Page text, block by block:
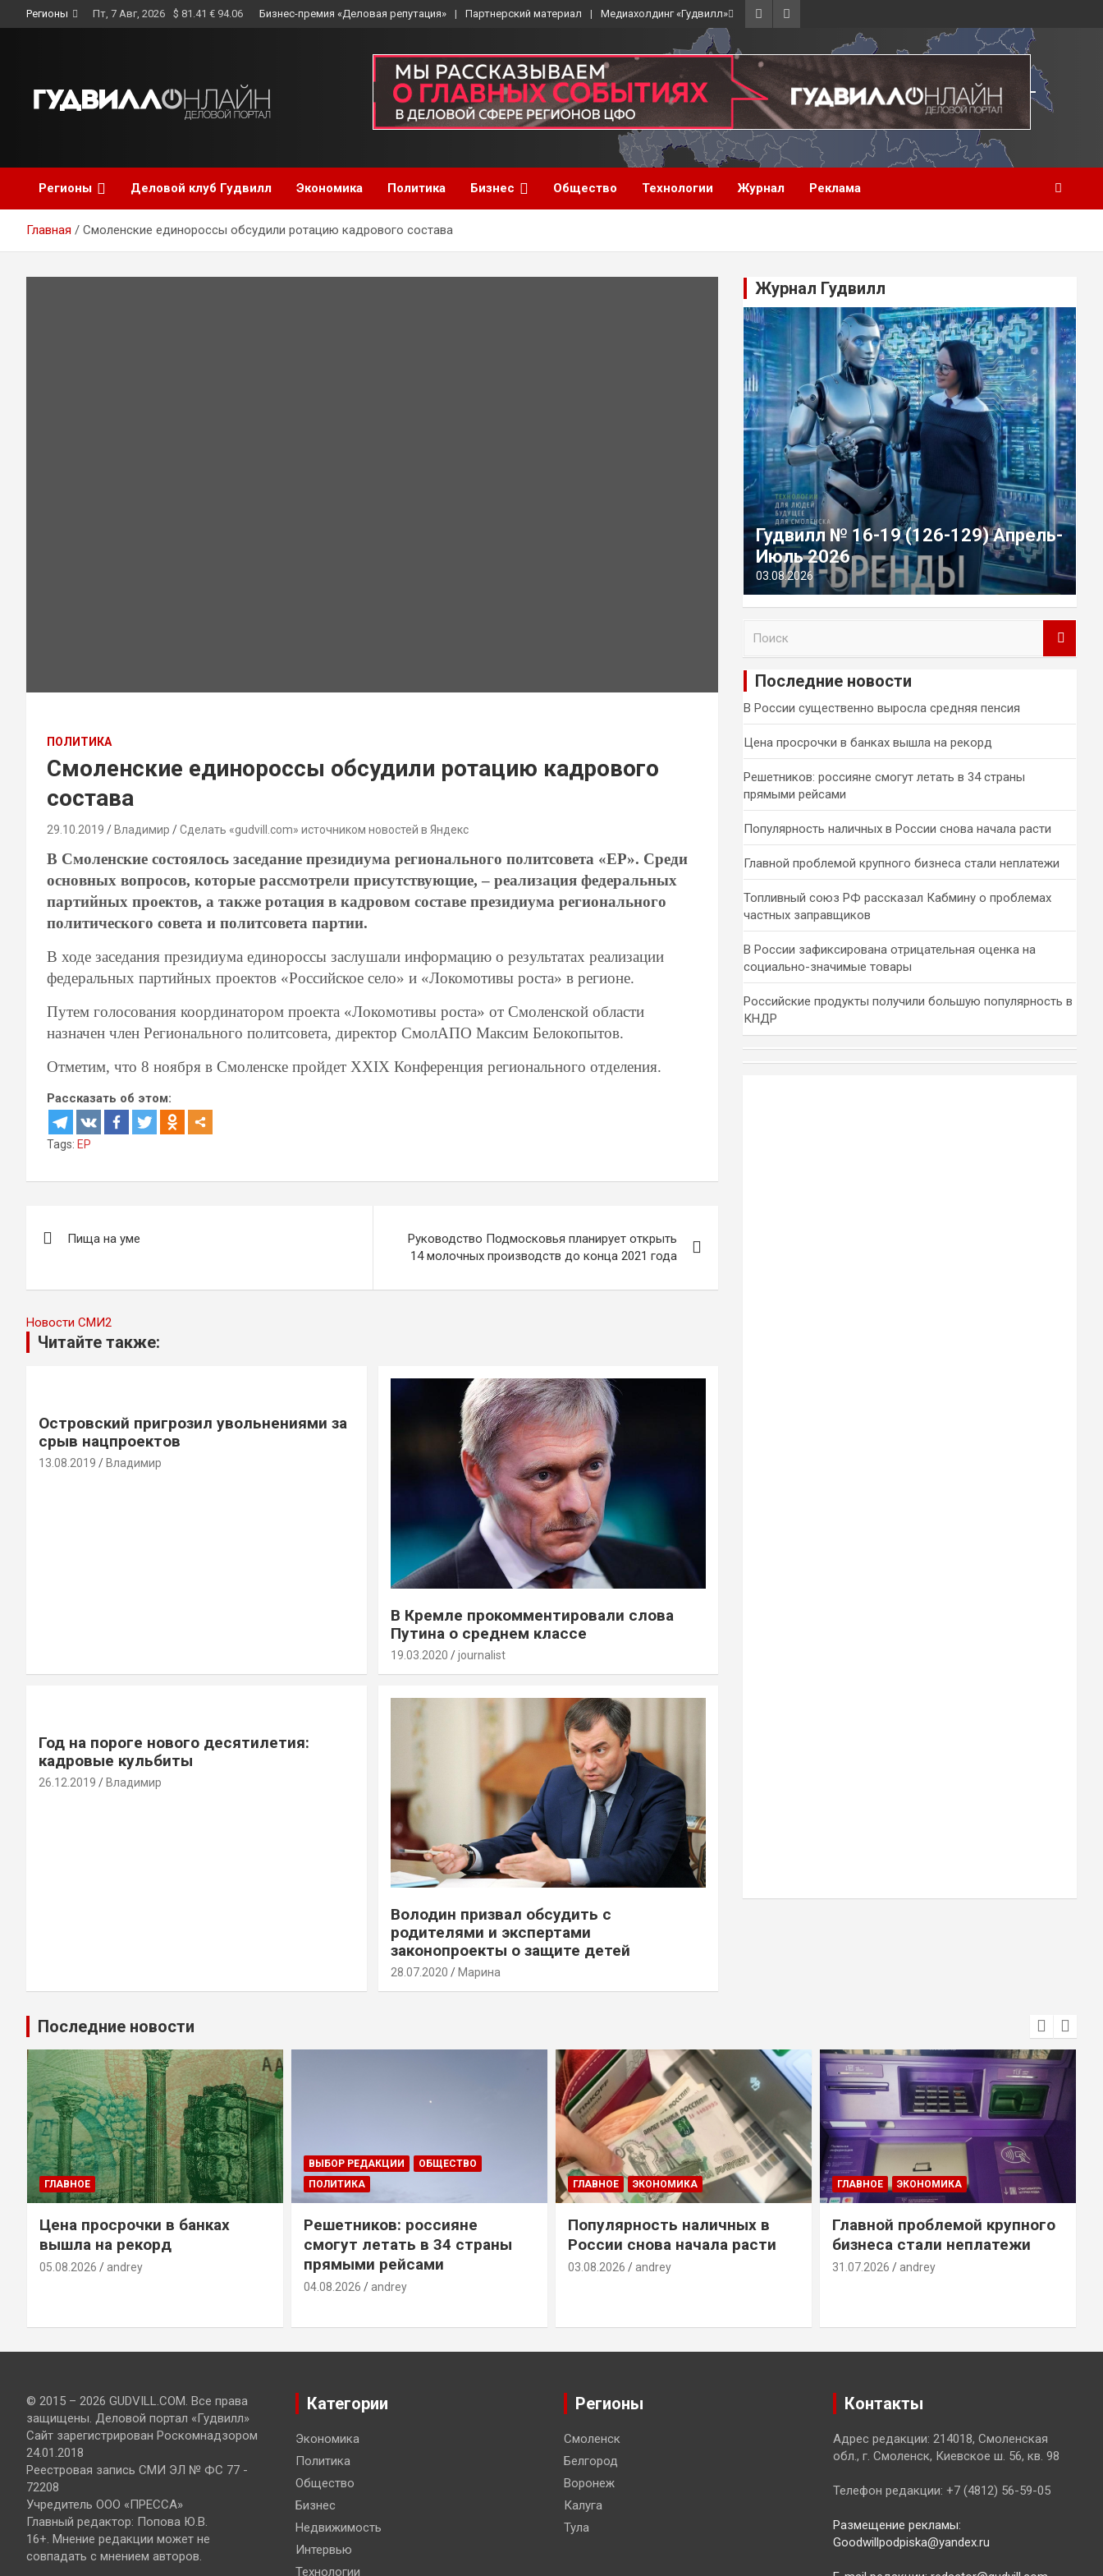
to
Регионы Пт, 7 Авг, 2026 $ 81.41 € 94.06 Бизнес-премия «Деловая репутация» Партнерский материал Медиахолдинг «Гудвилл»
Регионы Деловой клуб Гудвилл Экономика Политика Бизнес Общество Технологии Журнал Реклама
Главная Смоленские единороссы обсудили ротацию кадрового состава
ПОЛИТИКА
Смоленские единороссы обсудили ротацию кадрового
состава
29.10.2019 Владимир Сделать «gudvill.com» источником новостей в Яндекс
В Смоленские состоялось заседание президиума регионального политсовета «ЕР». Среди
основных вопросов, которые рассмотрели присутствующие, – реализация федеральных
партийных проектов, а также ротация в кадровом составе президиума регионального
политического совета и политсовета партии.
В ходе заседания президиума единороссы заслушали информацию о результатах реализации
федеральных партийных проектов «Российское село» и «Локомотивы роста» в регионе.
Путем голосования координатором проекта «Локомотивы роста» от Смоленской области
назначен член Регионального политсовета, директор СмолАПО Максим Белокопытов.
Отметим, что 8 ноября в Смоленске пройдет XXIX Конференция регионального отделения.
Рассказать об этом:
Tags: ЕР
записям
Пища на уме
Руководство Подмосковья планирует открыть
14 молочных производств до конца 2021 года
Новости СМИ2
Читайте также:
Островский пригрозил увольнениями за
срыв нацпроектов
13.08.2019 Владимир
В Кремле прокомментировали слова
Путина о среднем классе
19.03.2020 journalist
Год на пороге нового десятилетия:
кадровые кульбиты
26.12.2019 Владимир
Володин призвал обсудить с
родителями и экспертами
законопроекты о защите детей
28.07.2020 Марина
Журнал Гудвилл
Гудвилл № 16-19 (126-129) Апрель-
Июль 2026
03.08.2026
и
Последние новости
В России существенно выросла средняя пенсия
Цена просрочки в банках вышла на рекорд
Решетников: россияне смогут летать в 34 страны
прямыми рейсами
Популярность наличных в России снова начала расти
Главной проблемой крупного бизнеса стали неплатежи
Топливный союз РФ рассказал Кабмину о проблемах
частных заправщиков
В России зафиксирована отрицательная оценка на
социально-значимые товары
Российские продукты получили большую популярность в
КНДР
Последние новости
ГЛАВНОЕ
Цена просрочки в банках
вышла на рекорд
05.08.2026 andrey
ВЫБОР РЕДАКЦИИ
ОБЩЕСТВО
ПОЛИТИКА
Решетников: россияне
смогут летать в 34 страны
прямыми рейсами
04.08.2026 andrey
ГЛАВНОЕ ЭКОНОМИКА
Популярность наличных в
России снова начала расти
03.08.2026 andrey
ГЛАВНОЕ ЭКОНОМИКА
Главной проблемой крупного
бизнеса стали неплатежи
31.07.2026 andrey
© 2015 – 2026 GUDVILL.COM. Все права
защищены. Деловой портал «Гудвилл»
Сайт зарегистрирован Роскомнадзором
24.01.2018
Реестровая запись СМИ ЭЛ № ФС 77 -
72208
Учредитель ООО «ПРЕССА»
Главный редактор: Попова Ю.В.
16+. Мнение редакции может не
совпадать с мнением авторов.
Категории
Экономика
Политика
Общество
Бизнес
Недвижимость
Интервью
Технологии
Регионы
Смоленск
Белгород
Воронеж
Калуга
Тула
Контакты
Адрес редакции: 214018, Смоленская
обл., г. Смоленск, Киевское ш. 56, кв. 98
Телефон редакции: +7 (4812) 56-59-05
Размещение рекламы:
Goodwillpodpiska@yandex.ru